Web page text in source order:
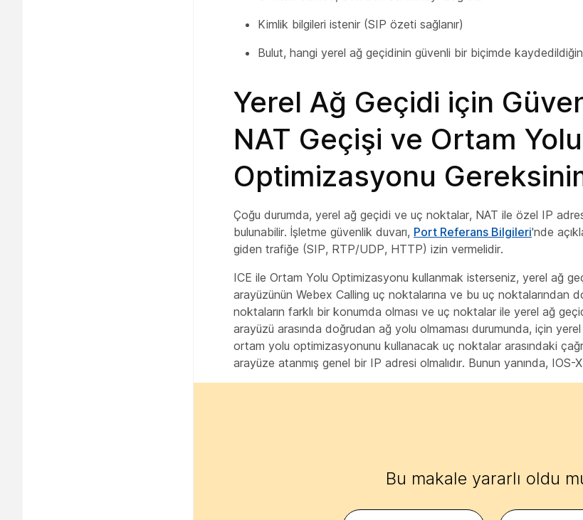
Kimlik bilgileri istenir (SIP özeti sağlanır)
Bulut, hangi yerel ağ geçidinin güvenli bir biçimde
Yerel Ağ Geçidi için
NAT Geçişi ve Ortam Yolu
Optimizasyonu
Çoğu durumda, yerel ağ geçidi ve uç noktalar, NAT ile özel IP
bulunabilir. İşletme güvenlik duvarı, Port Referans Bilgileri'nde
giden trafiğe (SIP, RTP/UDP, HTTP) izin vermelidir.
ICE ile Ortam Yolu Optimizasyonu kullanmak isterseniz, yerel ağ
arayüzünün Webex Calling uç noktalarına ve bu uç noktalarından
noktaların farklı bir konumda olması ve uç noktalar ile yerel ağ
arayüzü arasında doğrudan ağ yolu olmaması durumunda, için
ortam yolu optimizasyonunu kullanacak uç noktalar arasındaki
arayüze atanmış genel bir IP adresi olmalıdır. Bunun yanında, IOS-
Bu makale yararlı oldu